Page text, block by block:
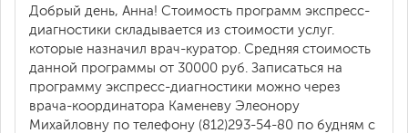
Добрый день, Анна! Стоимость программ экспресс-
диагностики складывается из стоимости услуг.
которые назначил врач-куратор. Средняя стоимость
данной программы от 30000 руб. Записаться на
программу экспресс-диагностики можно через
врача-координатора Каменеву Элеонору
Михайловну по телефону (812)293-54-80 по будням с